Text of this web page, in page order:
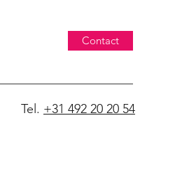
Contact
Tel. +31 492 20 20 54